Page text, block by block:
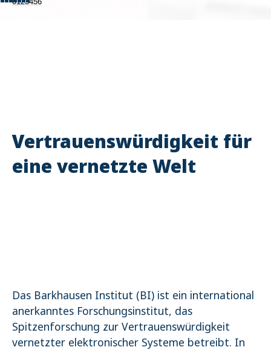
Vertrauenswürdigkeit für
eine vernetzte Welt
Das Barkhausen Institut (BI) ist ein international
anerkanntes Forschungsinstitut, das
Spitzenforschung zur Vertrauenswürdigkeit
vernetzter elektronischer Systeme betreibt. In
Cookie Laufzeit: